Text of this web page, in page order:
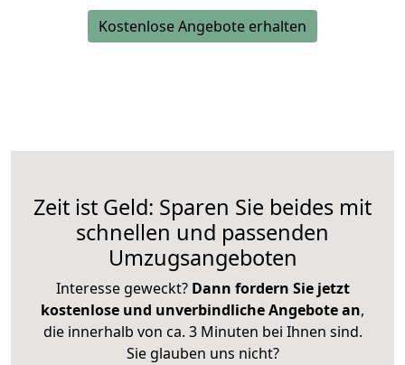
Kostenlose Angebote erhalten
Zeit ist Geld: Sparen Sie beides mit
schnellen und passenden
Umzugsangeboten
Interesse geweckt? Dann fordern Sie jetzt
kostenlose und unverbindliche Angebote an,
die innerhalb von ca. 3 Minuten bei Ihnen sind.
Sie glauben uns nicht?